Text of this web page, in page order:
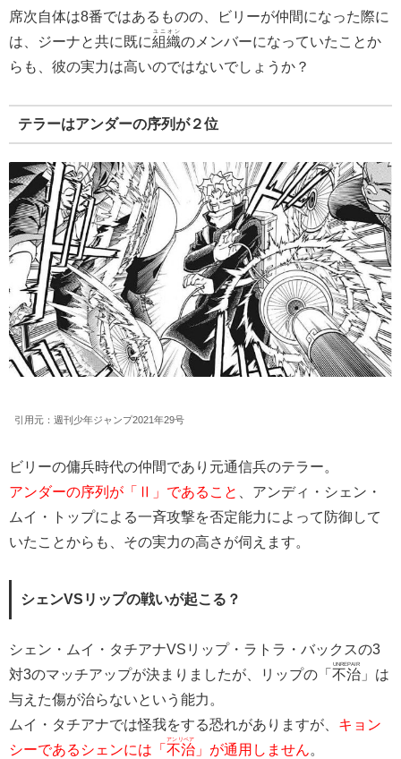
席次自体は8番ではあるものの、ビリーが仲間になった際に
は、ジーナと共に既に組織
ユニオン
のメンバーになっていたことか
らも、彼の実力は高いのではないでしょうか？
テラーはアンダーの序列が２位
引用元：週刊少年ジャンプ2021年29号
ビリーの傭兵時代の仲間であり元通信兵のテラー。
アンダーの序列が「Ⅱ」であること
、アンディ・シェン・
ムイ・トップによる一斉攻撃を否定能力によって防御して
いたことからも、その実力の高さが伺えます。
シェンVSリップの戦いが起こる？
シェン・ムイ・タチアナVSリップ・ラトラ・バックスの3
対3のマッチアップが決まりましたが、リップの「 不治
UNREPAIR
」は
与えた傷が治らないという能力。
ムイ・タチアナでは怪我をする恐れがありますが、 キョン
シーであるシェンには「 不治
アンリペア
」が通用しません。